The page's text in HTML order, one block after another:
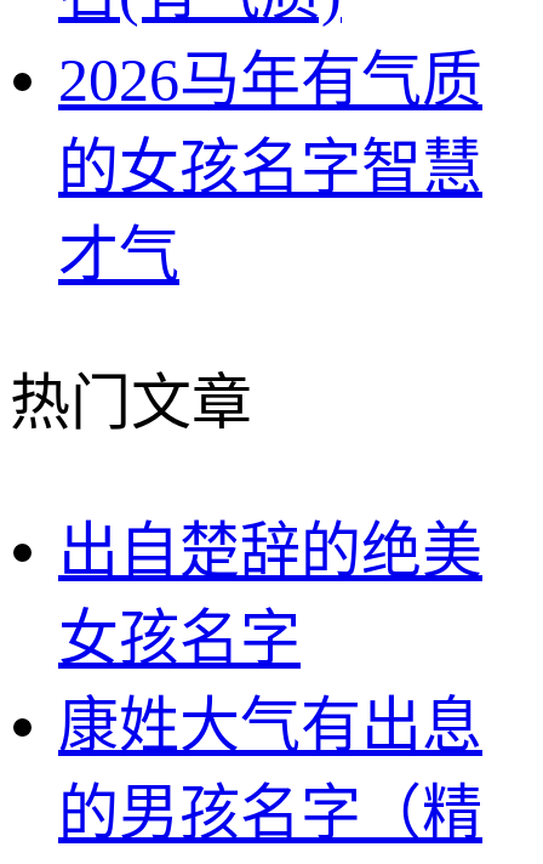
2026马年有气质
的女孩名字智慧
才气
热门文章
出自楚辞的绝美
女孩名字
康姓大气有出息
的男孩名字（精